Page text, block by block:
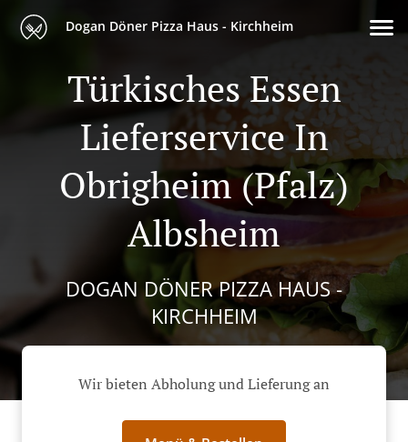
Dogan Döner Pizza Haus - Kirchheim
Türkisches Essen
Lieferservice In
Obrigheim (Pfalz)
Albsheim
DOGAN DÖNER PIZZA HAUS -
KIRCHHEIM
Wir bieten Abholung und Lieferung an